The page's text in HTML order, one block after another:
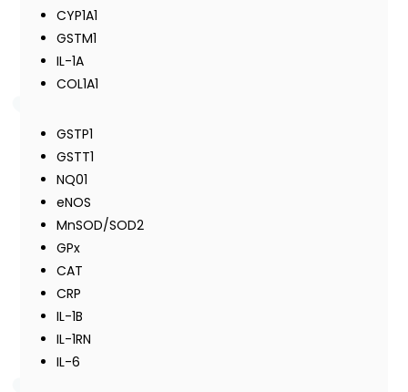
CYP1A1
GSTM1
IL-1A
COL1A1
GSTP1
GSTT1
NQ01
eNOS
MnSOD/SOD2
GPx
CAT
CRP
IL-1B
IL-1RN
IL-6